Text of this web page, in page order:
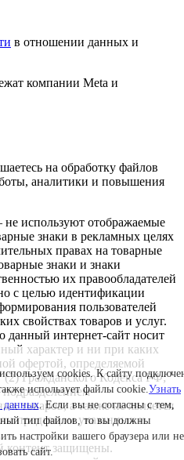
в отношении данных и
компании Metа и
на обработку файлов
аналитики и повышения
не используют отображаемые
знаки в рекламных целях
правах на товарные
знаки и знаки
их правообладателей
с целью идентификации
пользователей
свойствах товаров и услуг.
интернет-сайт носит
характер и ни при каких
офертой, определяемой
Гражданского Кодекса РФ;
товаров, а также не является
продавцом указанных и
контент защищены.
cookies. К сайту
использует файлы cookie.Узнать
данных. Если вы не согласны с тем,
тип файлов, то вы должны
настройки вашего браузера или не
сайт.